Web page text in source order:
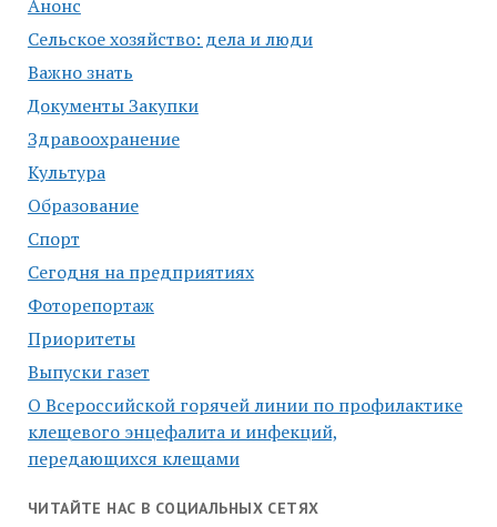
Анонс
Сельское хозяйство: дела и люди
Важно знать
Документы Закупки
Здравоохранение
Культура
Образование
Спорт
Сегодня на предприятиях
Фоторепортаж
Приоритеты
Выпуски газет
О Всероссийской горячей линии по профилактике
клещевого энцефалита и инфекций,
передающихся клещами
ЧИТАЙТЕ НАС В СОЦИАЛЬНЫХ СЕТЯХ